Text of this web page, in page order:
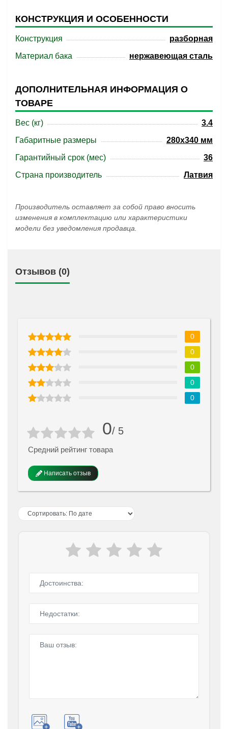
КОНСТРУКЦИЯ И ОСОБЕННОСТИ
Конструкция
разборная
Материал бака
нержавеющая сталь
ДОПОЛНИТЕЛЬНАЯ ИНФОРМАЦИЯ О
ТОВАРЕ
Вес (кг)
3.4
Габаритные размеры
280x340 мм
Гарантийный срок (мес)
36
Страна производитель
Латвия
Производитель оставляет за собой право вносить
изменения в комплектацию или характеристики
модели без уведомления продавца.
Отзывов (0)
0/ 5
Средний рейтинг товара
Написать отзыв
0
0
0
0
0